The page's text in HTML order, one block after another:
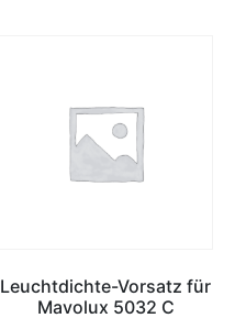
Leuchtdichte-Vorsatz für
Mavolux 5032 C